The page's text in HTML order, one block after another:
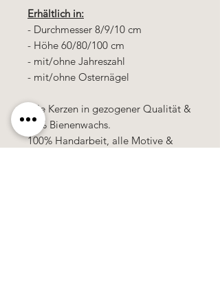
Erhältlich in:
- Durchmesser 8/9/10 cm
- Höhe 60/80/100 cm
- mit/ohne Jahreszahl
- mit/ohne Osternägel
Alle Kerzen in gezogener Qualität &
10% Bienenwachs.
100% Handarbeit, alle Motive &